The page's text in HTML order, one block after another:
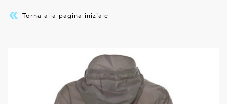
Torna alla pagina iniziale